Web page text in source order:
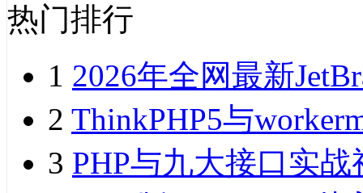
热门排行
1 2026年全网最新
2 ThinkPHP5与
3 PHP与九大接口实